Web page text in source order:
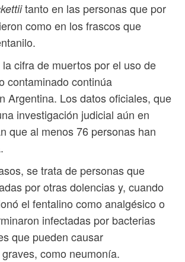
tanto en las personas que por
como en los frascos que
cifra de muertos por el uso de
contaminado continúa
Argentina. Los datos oficiales, que
investigación judicial aún en
que al menos 76 personas han
se trata de personas que
por otras dolencias y, cuando
el fentalino como analgésico o
infectadas por bacterias
que pueden causar
como neumonía.